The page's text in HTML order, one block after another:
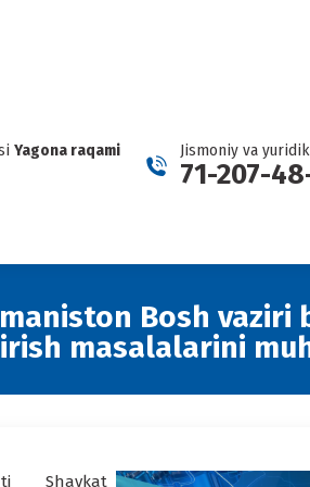
Yagona raqami Jismoniy va
71-207-
Bosh
masalalarini
Shavkat